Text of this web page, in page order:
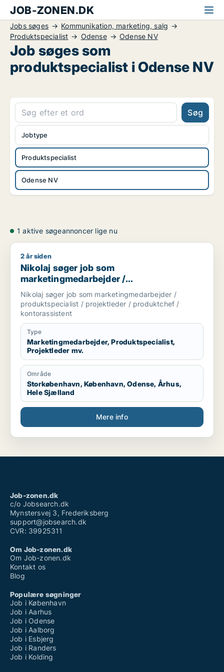
JOB-ZONEN.DK
Jobs søges
Kommunikation, marketing, salg
Produktspecialist
Odense Odense NV
Job søges som
produktspecialist i Odense NV
Søg
Produktspecialist
Odense NV
Jobtype
1 aktive søgeannoncer lige nu
Nikolaj søger job som marketingmedarbejder /
2 år siden
Nikolaj søger job som
marketingmedarbejder /
produktspecialist / projektleder /
produktchef / kontorassistent
Nikolaj søger job som marketingmedarbejder /
produktspecialist / projektleder / produktchef /
kontorassistent
Type
Marketingmedarbejder, Produktspecialist,
Projektleder mv.
Område
Storkøbenhavn, København, Odense, Århus,
Hele Sjælland
Mere info
Job-zonen.dk
c/o Jobsearch.dk
Mynstersvej 3, Frederiksberg
support@jobsearch.dk
CVR: 39925311
Om Job-zonen.dk
Om Job-zonen.dk
Kontakt os
Blog
Populære søgninger
Job i København
Job i Aarhus
Job i Odense
Job i Aalborg
Job i Esbjerg
Job i Randers
Job i Kolding